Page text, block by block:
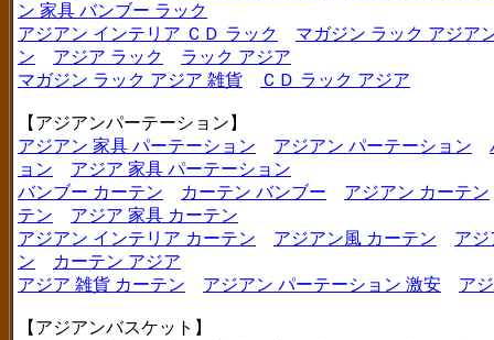
ン 家具 バンブー ラック
アジアン インテリア ＣＤ ラック
マガジン ラック アジア
ン
アジア ラック
ラック アジア
マガジン ラック アジア 雑貨
ＣＤ ラック アジア
【アジアンパーテーション】
アジアン 家具 パーテーション
アジアン パーテーション
ョン
アジア 家具 パーテーション
バンブー カーテン
カーテン バンブー
アジアン カーテン
テン
アジア 家具 カーテン
アジアン インテリア カーテン
アジアン風 カーテン
アジ
ン
カーテン アジア
アジア 雑貨 カーテン
アジアン パーテーション 激安 ア
【アジアンバスケット】